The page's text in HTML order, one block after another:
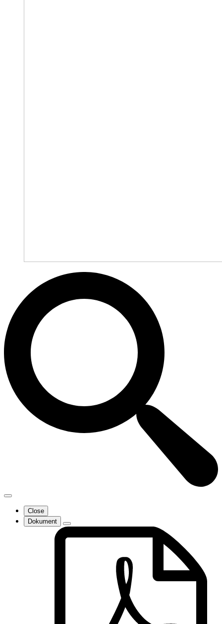
Close
Dokument